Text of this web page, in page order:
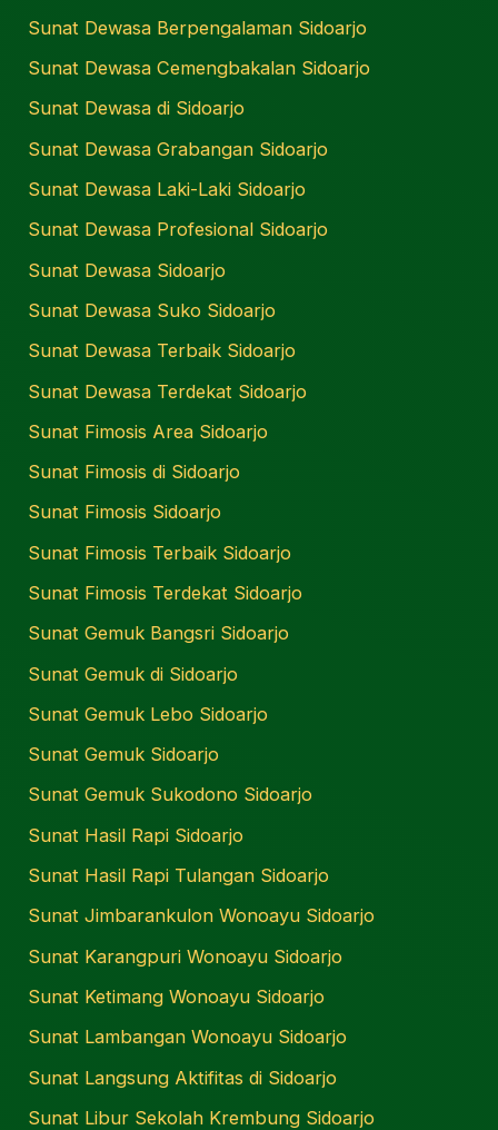
Sunat Dewasa Berpengalaman Sidoarjo
Sunat Dewasa Cemengbakalan Sidoarjo
Sunat Dewasa di Sidoarjo
Sunat Dewasa Grabangan Sidoarjo
Sunat Dewasa Laki-Laki Sidoarjo
Sunat Dewasa Profesional Sidoarjo
Sunat Dewasa Sidoarjo
Sunat Dewasa Suko Sidoarjo
Sunat Dewasa Terbaik Sidoarjo
Sunat Dewasa Terdekat Sidoarjo
Sunat Fimosis Area Sidoarjo
Sunat Fimosis di Sidoarjo
Sunat Fimosis Sidoarjo
Sunat Fimosis Terbaik Sidoarjo
Sunat Fimosis Terdekat Sidoarjo
Sunat Gemuk Bangsri Sidoarjo
Sunat Gemuk di Sidoarjo
Sunat Gemuk Lebo Sidoarjo
Sunat Gemuk Sidoarjo
Sunat Gemuk Sukodono Sidoarjo
Sunat Hasil Rapi Sidoarjo
Sunat Hasil Rapi Tulangan Sidoarjo
Sunat Jimbarankulon Wonoayu Sidoarjo
Sunat Karangpuri Wonoayu Sidoarjo
Sunat Ketimang Wonoayu Sidoarjo
Sunat Lambangan Wonoayu Sidoarjo
Sunat Langsung Aktifitas di Sidoarjo
Sunat Libur Sekolah Krembung Sidoarjo